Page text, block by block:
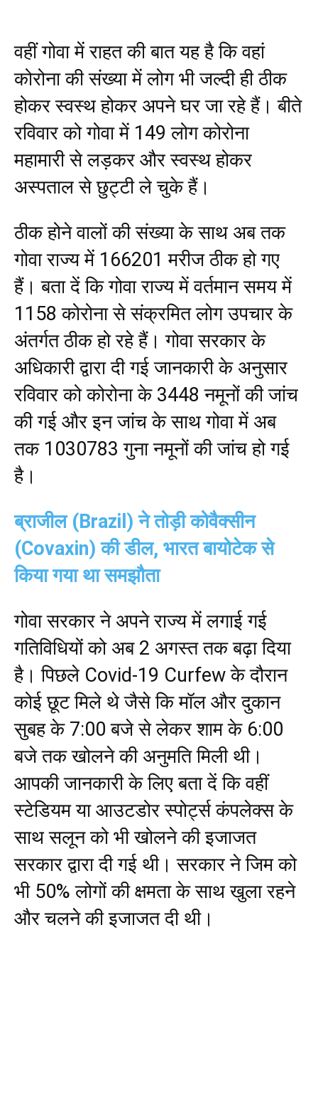
वहीं गोवा में राहत की बात यह है कि वहां
कोरोना की संख्या में लोग भी जल्दी ही ठीक
होकर स्वस्थ होकर अपने घर जा रहे हैं। बीते
रविवार को गोवा में 149 लोग कोरोना
महामारी से लड़कर और स्वस्थ होकर
अस्पताल से छुट्टी ले चुके हैं।
ठीक होने वालों की संख्या के साथ अब तक
गोवा राज्य में 166201 मरीज ठीक हो गए
हैं। बता दें कि गोवा राज्य में वर्तमान समय में
1158 कोरोना से संक्रमित लोग उपचार के
अंतर्गत ठीक हो रहे हैं। गोवा सरकार के
अधिकारी द्वारा दी गई जानकारी के अनुसार
रविवार को कोरोना के 3448 नमूनों की जांच
की गई और इन जांच के साथ गोवा में अब
तक 1030783 गुना नमूनों की जांच हो गई
है।
ब्राजील (Brazil) ने तोड़ी कोवैक्सीन
(Covaxin) की डील, भारत बायोटेक से
किया गया था समझौता
गोवा सरकार ने अपने राज्य में लगाई गई
गतिविधियों को अब 2 अगस्त तक बढ़ा दिया
है। पिछले Covid-19 Curfew के दौरान
कोई छूट मिले थे जैसे कि मॉल और दुकान
सुबह के 7:00 बजे से लेकर शाम के 6:00
बजे तक खोलने की अनुमति मिली थी।
आपकी जानकारी के लिए बता दें कि वहीं
स्टेडियम या आउटडोर स्पोर्ट्स कंपलेक्स के
साथ सलून को भी खोलने की इजाजत
सरकार द्वारा दी गई थी। सरकार ने जिम को
भी 50% लोगों की क्षमता के साथ खुला रहने
और चलने की इजाजत दी थी।